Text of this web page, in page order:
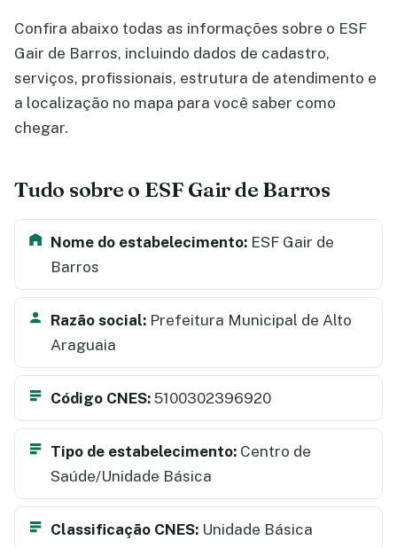
Confira abaixo todas as informações sobre o ESF
Gair de Barros, incluindo dados de cadastro,
serviços, profissionais, estrutura de atendimento e
a localização no mapa para você saber como
chegar.
Tudo sobre o ESF Gair de Barros
Nome do estabelecimento: ESF Gair de
Barros
Razão social: Prefeitura Municipal de Alto
Araguaia
Código CNES: 5100302396920
Tipo de estabelecimento: Centro de
Saúde/Unidade Básica
Classificação CNES: Unidade Básica